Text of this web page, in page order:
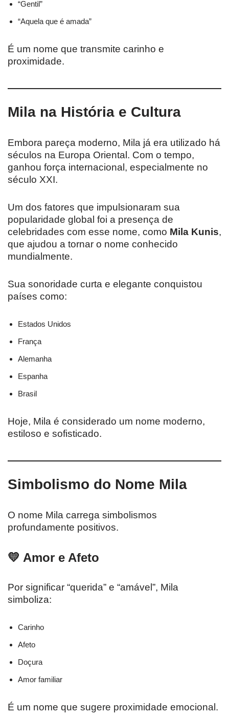
“Gentil”
“Aquela que é amada”
É um nome que transmite carinho e
proximidade.
Mila na História e Cultura
Embora pareça moderno, Mila já era utilizado há
séculos na Europa Oriental. Com o tempo,
ganhou força internacional, especialmente no
século XXI.
Um dos fatores que impulsionaram sua
popularidade global foi a presença de
celebridades com esse nome, como Mila Kunis,
que ajudou a tornar o nome conhecido
mundialmente.
Sua sonoridade curta e elegante conquistou
países como:
Estados Unidos
França
Alemanha
Espanha
Brasil
Hoje, Mila é considerado um nome moderno,
estiloso e sofisticado.
Simbolismo do Nome Mila
O nome Mila carrega simbolismos
profundamente positivos.
💛 Amor e Afeto
Por significar “querida” e “amável”, Mila
simboliza:
Carinho
Afeto
Doçura
Amor familiar
É um nome que sugere proximidade emocional.